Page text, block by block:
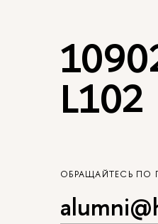
L102
ОБРАЩАЙТЕСЬ ПО